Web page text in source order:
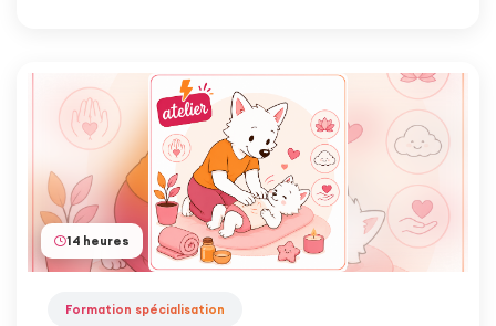
14 heures
Formation spécialisation